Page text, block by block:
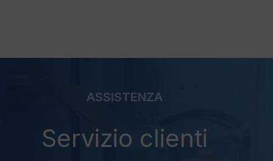
ASSISTENZA
Servizio clienti